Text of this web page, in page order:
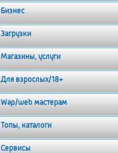
Бизнес
Загрузки
Магазины, услуги
Для взрослых/18+
Wap/web мастерам
Топы, каталоги
Сервисы